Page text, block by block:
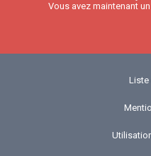
Vous avez maintenant
Liste